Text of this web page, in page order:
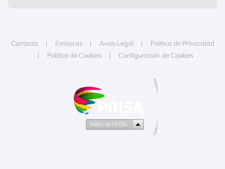
Contacta Emisoras Aviso Legal
Política de Privacidad
Política de Cookies
Configuración de Cookies